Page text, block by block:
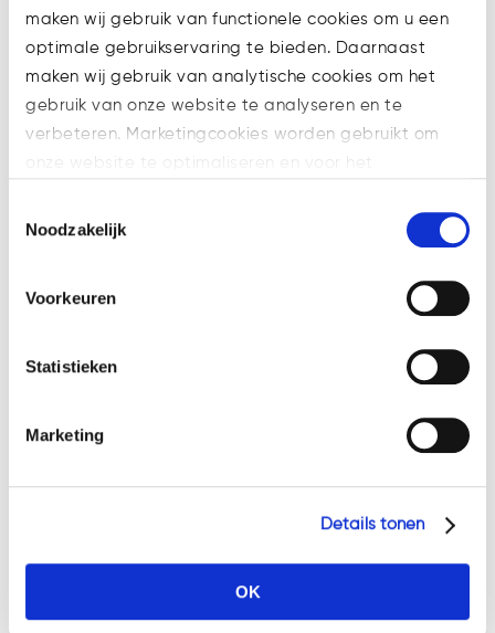
maken wij gebruik van functionele cookies om u een
optimale gebruikservaring te bieden. Daarnaast
maken wij gebruik van analytische cookies om het
gebruik van onze website te analyseren en te
verbeteren. Marketingcookies worden gebruikt om
Welke cookies wij gebruiken, ziet u in de cookiebalk
hieronder. Mocht u meer informatie willen over onze
op: https://watsonlaw.nl/privacy/
Noodzakelijk
Voorkeuren
Statistieken
Marketing
Details tonen
OK
faillissementswet: Wet
Insolvency & Restructuring,
Nieuws,